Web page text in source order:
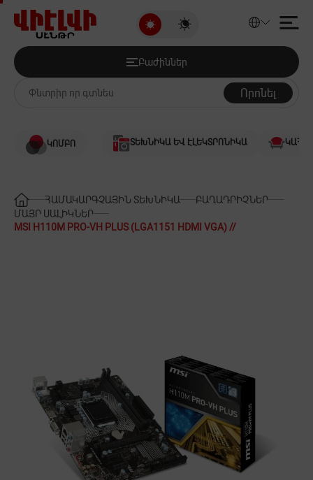
MSI H110M PRO-VH PLUS
Բաժիններ
Աուդիո և վիդեո
Սմարթֆոններ և Հեռախոսներ
Ջեռուցում և Հովացում
Գեղեցկություն և խնամք
Ավտոմեքենաների աուդիոտեխնիկա
Գործիքներ
Բաժիններ
Որոնել
ԿՈՄԲՈ ՏԵԽՆԻԿԱ ԵՎ ԷԼԵԿՏՐՈՆԻԿԱ
ՀԱՄԱԿԱՐԳՉԱՅԻՆ ՏԵԽՆԻԿԱ
ԲԱՂԱԴՐԻՉՆԵՐ
ՄԱՅՐ ՍԱԼԻԿՆԵՐ
MSI H110M PRO-VH PLUS (LGA1151 HDMI VGA) //